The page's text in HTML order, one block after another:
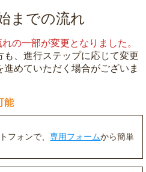
までの流れ
の一部が変更となりました。
、進行ステップに応じて変更
めていただく場合がございま
能
フォンで、専用フォームから簡単